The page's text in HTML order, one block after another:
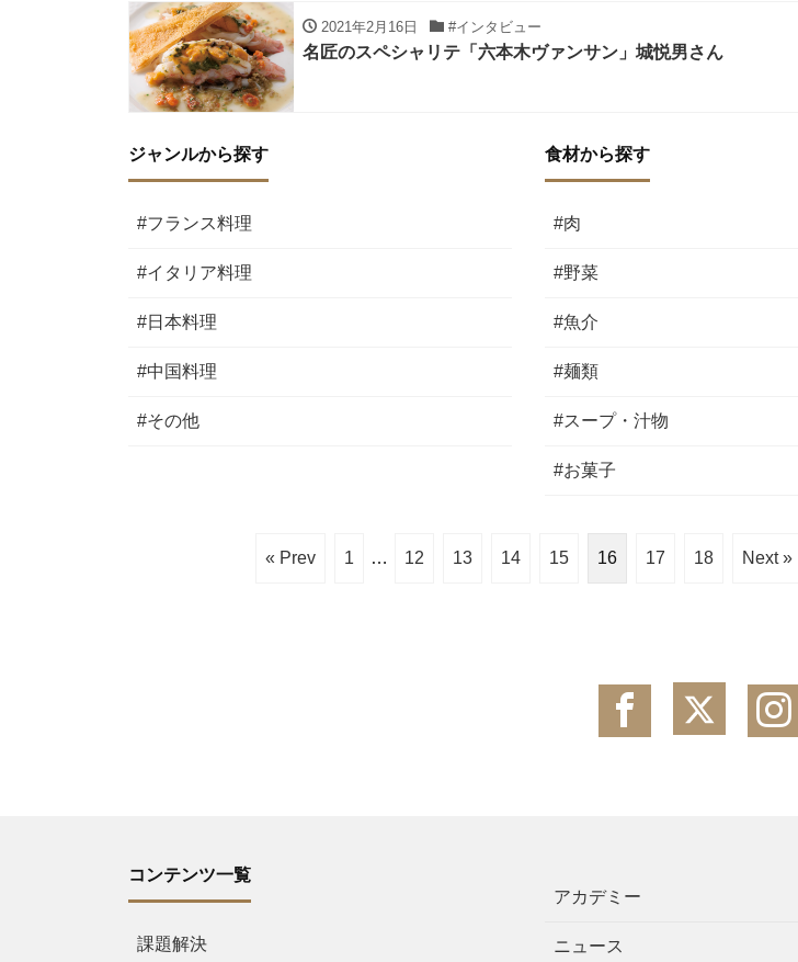
2021年2月16日 #インタビュー
名匠のスペシャリテ「六本木ヴァンサン」城悦男さん
ジャンルから探す
#フランス料理
#イタリア料理
#日本料理
#中国料理
#その他
食材から探す
#肉
#野菜
#魚介
#麺類
#スープ・汁物
#お菓子
« Prev 1 … 12 13 14 15 16 17 18 Next »
コンテンツ一覧
課題解決
アカデミー
ニュース